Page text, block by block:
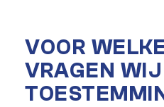
VOOR
VRAGEN